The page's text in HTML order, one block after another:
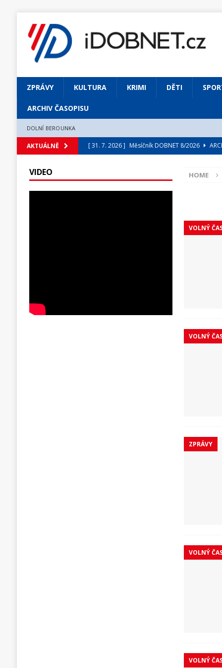
ZPRÁVY KULTURA KRIMI DĚTI
ARCHIV ČASOPISU
DOLNÍ BEROUNKA
AKTUÁLNĚ [ 31. 7. 2026 ] Měsíčník DOBNET 8/2026
[ 31. 7. 2026 ] Jednou Slavoj, vždycky Slavoj!
Zámek Liteň rozezní hvězdně
HOME
VOLNÝ
VOLNÝ
ZPRÁVY
VOLNÝ
VOLNÝ
VIDEO